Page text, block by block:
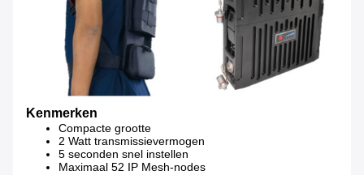
Kenmerken
Compacte grootte
2 Watt transmissievermogen
5 seconden snel instellen
Maximaal 52 IP Mesh-nodes